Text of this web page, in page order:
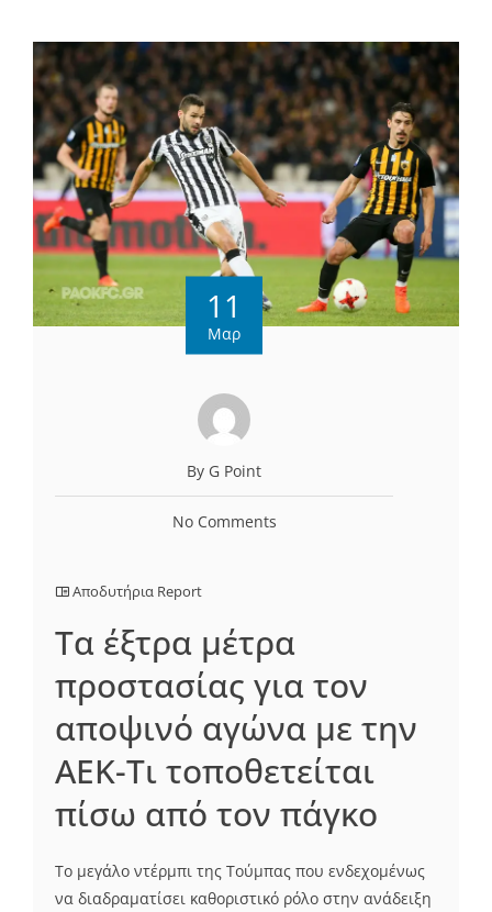
11
Μαρ
By G Point
No Comments
Αποδυτήρια Report
Tα έξτρα μέτρα
προστασίας για τον
αποψινό αγώνα με την
ΑΕΚ-Τι τοποθετείται
πίσω από τον πάγκο
Το μεγάλο ντέρμπι της Τούμπας που ενδεχομένως
να διαδραματίσει καθοριστικό ρόλο στην ανάδειξη